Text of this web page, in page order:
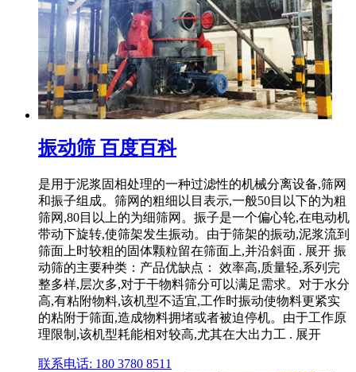
振动筛 百度百科
是用于泥浆固相处理的一种过滤性的机械分离设备,筛网
和振子组成。筛网的粗细以目表示,一般50目以下的为粗
筛网,80目以上的为细筛网。振子是一个偏心轮,在电动机
带动下旋转,使筛架发生振动。由于筛架的振动,泥浆流到
筛面上时较粗的固体颗粒留在筛面上,并沿斜面 . 展开 振
动筛的主要种类：产品优缺点： 效率高,质量轻,系列完
整多样,层次多,对于干物料筛分可以满足需求。对于水分
高,有粘附物料,该机型不适宜,工作时振动使物料更紧实
的粘附于筛面,造成物料拥堵或者被迫停机。由于工作原
理限制,该机型耗能相对较高,尤其在大出力工 . 展开
联系电话: 180 3780 8511